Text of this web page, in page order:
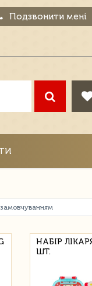
Подзвонити мені
НАБІР
ШТ.